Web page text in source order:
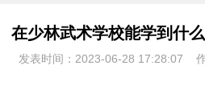
在少林武术学校能学到什
发表时间：2023-06-28 17:28:07